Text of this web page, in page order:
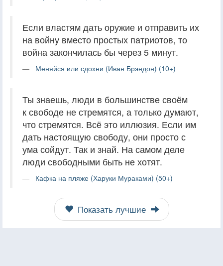
Если властям дать оружие и отправить их
на войну вместо простых патриотов, то
война закончилась бы через 5 минут.
Меняйся или сдохни (Иван Брэндон) (10+)
Ты знаешь, люди в большинстве своём
к свободе не стремятся, а только думают,
что стремятся. Всё это иллюзия. Если им
дать настоящую свободу, они просто с
ума сойдут. Так и знай. На самом деле
люди свободными быть не хотят.
Кафка на пляже (Харуки Мураками) (50+)
Показать лучшие